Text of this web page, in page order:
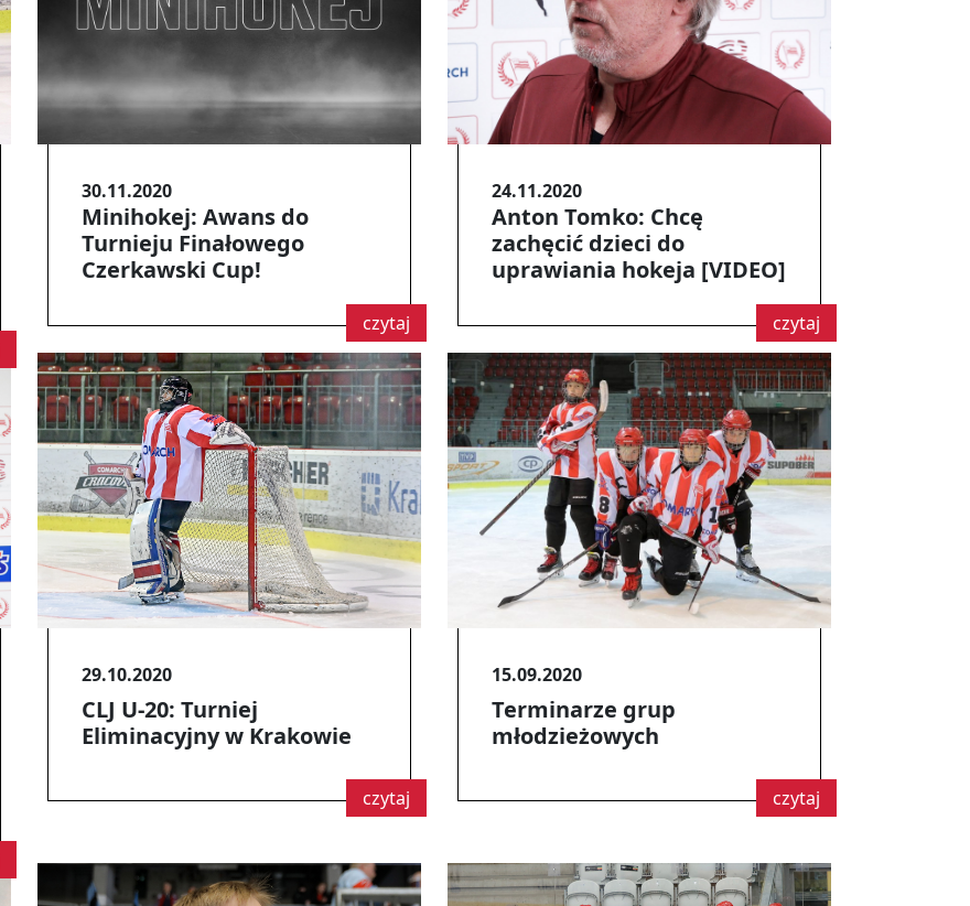
30.11.2020
Minihokej: Awans do
Turnieju Finałowego
Czerkawski Cup!
czytaj
24.11.2020
Anton Tomko: Chcę
zachęcić dzieci do
uprawiania hokeja [VIDEO]
czytaj
29.10.2020
CLJ U-20: Turniej
Eliminacyjny w Krakowie
czytaj
15.09.2020
Terminarze grup
młodzieżowych
czytaj